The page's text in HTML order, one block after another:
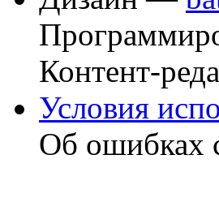
Контент-
Условия
Об ошибках